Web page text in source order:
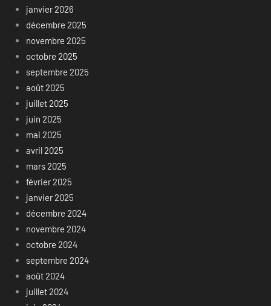
janvier 2026
décembre 2025
novembre 2025
octobre 2025
septembre 2025
août 2025
juillet 2025
juin 2025
mai 2025
avril 2025
mars 2025
février 2025
janvier 2025
décembre 2024
novembre 2024
octobre 2024
septembre 2024
août 2024
juillet 2024